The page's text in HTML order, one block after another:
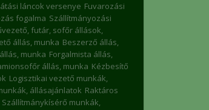
láncok versenye Fuvarozási
fogalma Szállítmányozási
futár, sofőr állások,
állás, munka Beszerző állás,
munka Forgalmista állás,
állás, munka Kézbesítő
Logisztikai vezető munkák,
állásajánlatok Raktáros
Szállítmánykísérő munkák,